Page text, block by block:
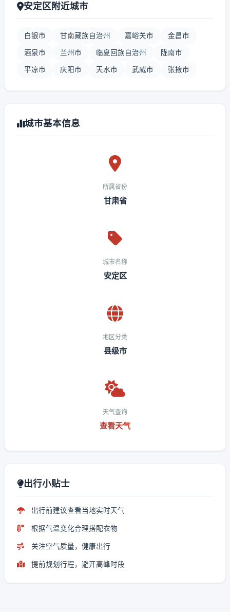
安定区附近城市
白银市 甘南藏族自治州 嘉峪关市 金昌市
酒泉市 兰州市 临夏回族自治州 陇南市
平凉市 庆阳市 天水市 武威市 张掖市
城市基本信息
所属省份
甘肃省
城市名称
安定区
地区分类
县级市
天气查询
查看天气
出行小贴士
出行前建议查看当地实时天气
根据气温变化合理搭配衣物
关注空气质量，健康出行
提前规划行程，避开高峰时段